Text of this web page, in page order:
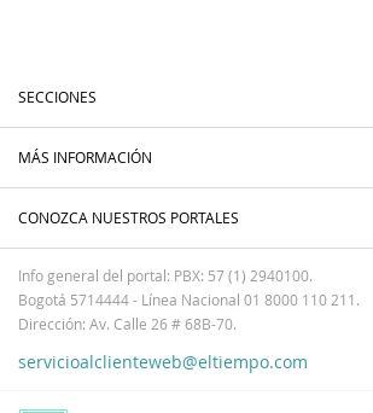
SECCIONES
MÁS INFORMACIÓN
CONOZCA NUESTROS PORTALES
Info general del portal: PBX: 57 (1) 2940100.
Bogotá 5714444 - Línea Nacional 01 8000 110 211.
Dirección: Av. Calle 26 # 68B-70.
servicioalclienteweb@eltiempo.com